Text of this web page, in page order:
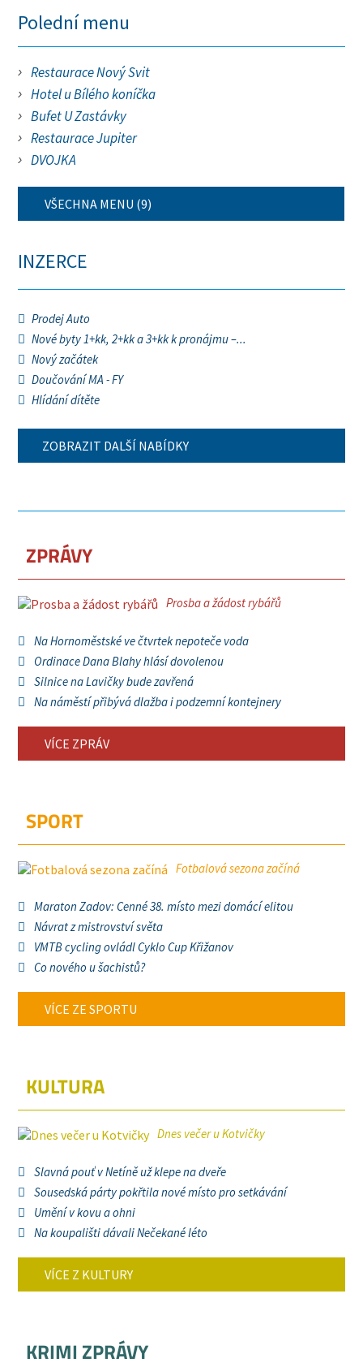
Polední menu
Restaurace Nový Svit
Hotel u Bílého koníčka
Bufet U Zastávky
Restaurace Jupiter
DVOJKA
VŠECHNA MENU (9)
INZERCE
Prodej Auto
Nové byty 1+kk, 2+kk a 3+kk k pronájmu –...
Nový začátek
Doučování MA - FY
Hlídání dítěte
ZOBRAZIT DALŠÍ NABÍDKY
ZPRÁVY
Prosba a žádost rybářů
Na Hornoměstské ve čtvrtek nepoteče voda
Ordinace Dana Blahy hlásí dovolenou
Silnice na Lavičky bude zavřená
Na náměstí přibývá dlažba i podzemní kontejnery
VÍCE ZPRÁV
SPORT
Fotbalová sezona začíná
Maraton Zadov: Cenné 38. místo mezi domácí elitou
Návrat z mistrovství světa
VMTB cycling ovládl Cyklo Cup Křižanov
Co nového u šachistů?
VÍCE ZE SPORTU
KULTURA
Dnes večer u Kotvičky
Slavná pouť v Netíně už klepe na dveře
Sousedská párty pokřtila nové místo pro setkávání
Umění v kovu a ohni
Na koupališti dávali Nečekané léto
VÍCE Z KULTURY
KRIMI ZPRÁVY